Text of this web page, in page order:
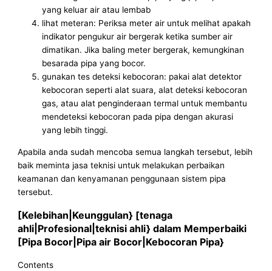
yang keluar air atau lembab
lihat meteran: Periksa meter air untuk melihat apakah
indikator pengukur air bergerak ketika sumber air
dimatikan. Jika baling meter bergerak, kemungkinan
besarada pipa yang bocor.
gunakan tes deteksi kebocoran: pakai alat detektor
kebocoran seperti alat suara, alat deteksi kebocoran
gas, atau alat penginderaan termal untuk membantu
mendeteksi kebocoran pada pipa dengan akurasi
yang lebih tinggi.
Apabila anda sudah mencoba semua langkah tersebut, lebih
baik meminta jasa teknisi untuk melakukan perbaikan
keamanan dan kenyamanan penggunaan sistem pipa
tersebut.
[Kelebihan|Keunggulan} [tenaga
ahli|Profesional|teknisi ahli} dalam Memperbaiki
[Pipa Bocor|Pipa air Bocor|Kebocoran Pipa}
Contents